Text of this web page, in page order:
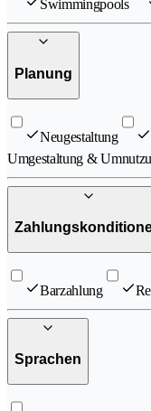
Swimmingpools
Planung
Neugestaltung
Umgestaltung &
Barzahlung
Sprachen